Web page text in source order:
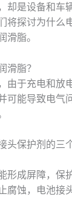
却是设备和车
将探讨为什么
滑脂。
滑脂？
由于充电和放
可能导致电气
保护剂的三
形成屏障，保
腐蚀，电池接